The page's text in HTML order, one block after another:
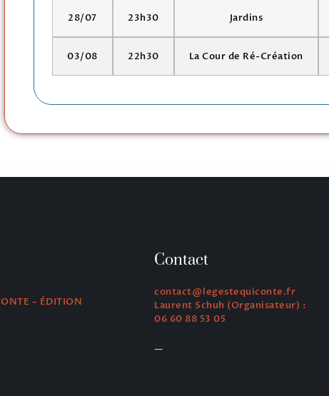
28/07 23h30 Jardins
03/08 22h30 La Cour de Ré-Création
– ÉDITION
Contact
contact@legestequiconte.fr
Laurent Schuh (Organisateur) :
06 60 88 53 05
—